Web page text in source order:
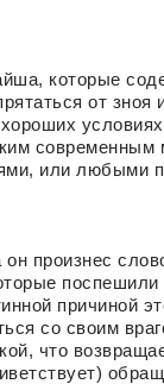
которые
от зноя
или любыми
произнес
поспешили
причиной
со своим
что